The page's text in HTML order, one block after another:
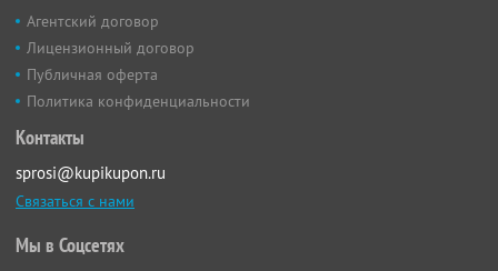
Агентский договор
Лицензионный договор
Публичная оферта
Политика конфиденциальности
Контакты
sprosi@kupikupon.ru
Связаться с нами
Мы в Соцсетях